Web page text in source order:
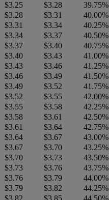
$3.25
$3.28
39.75%
$3.28
$3.31
40.00%
$3.31
$3.34
40.25%
$3.34
$3.37
40.50%
$3.37
$3.40
40.75%
$3.40
$3.43
41.00%
$3.43
$3.46
41.25%
$3.46
$3.49
41.50%
$3.49
$3.52
41.75%
$3.52
$3.55
42.00%
$3.55
$3.58
42.25%
$3.58
$3.61
42.50%
$3.61
$3.64
42.75%
$3.64
$3.67
43.00%
$3.67
$3.70
43.25%
$3.70
$3.73
43.50%
$3.73
$3.76
43.75%
$3.76
$3.79
44.00%
$3.79
$3.82
44.25%